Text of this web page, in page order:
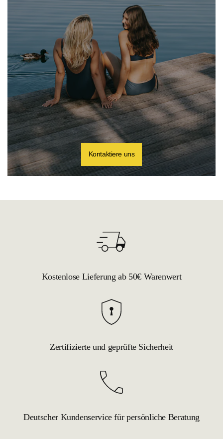
Kontaktiere uns
Kostenlose Lieferung ab 50€ Warenwert
Zertifizierte und geprüfte Sicherheit
Deutscher Kundenservice für persönliche Beratung